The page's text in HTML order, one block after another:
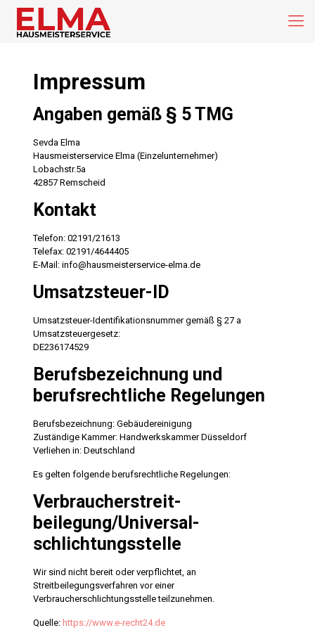
Impressum
Angaben gemäß § 5 TMG
Sevda Elma
Hausmeisterservice Elma (Einzelunternehmer)
Lobachstr.5a
42857 Remscheid
Kontakt
Telefon: 02191/21613
Telefax: 02191/4644405
E-Mail: info@hausmeisterservice-elma.de
Umsatzsteuer-ID
Umsatzsteuer-Identifikationsnummer gemäß § 27 a
Umsatzsteuergesetz:
DE236174529
Berufsbezeichnung und
berufsrechtliche Regelungen
Berufsbezeichnung: Gebäudereinigung
Zuständige Kammer: Handwerkskammer Düsseldorf
Verliehen in: Deutschland
Es gelten folgende berufsrechtliche Regelungen:
Verbraucher­streit­
beilegung/Universal­
schlichtungs­stelle
Wir sind nicht bereit oder verpflichtet, an
Streitbeilegungsverfahren vor einer
Verbraucherschlichtungsstelle teilzunehmen.
Quelle: https://www.e-recht24.de